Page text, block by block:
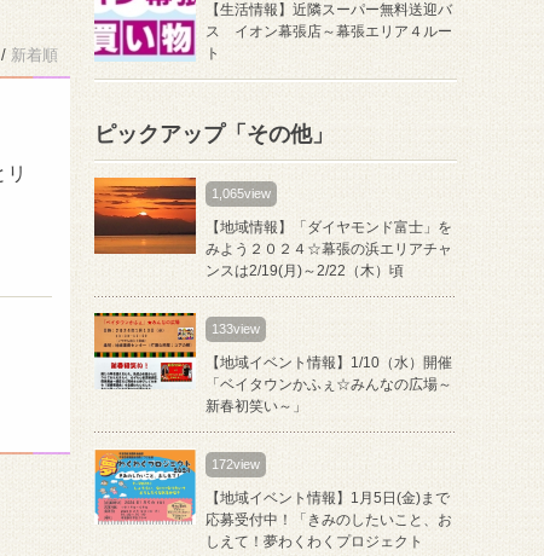
新着順
【生活情報】近隣スーパー無料送迎バ
ス イオン幕張店～幕張エリア４ルー
ト
ピックアップ「その他」
1,065view
【地域情報】「ダイヤモンド富士」を
みよう２０２４☆幕張の浜エリアチャ
ンスは2/19(月)～2/22（木）頃
133view
【地域イベント情報】1/10（水）開催
「ベイタウンかふぇ☆みんなの広場～
新春初笑い～」
172view
【地域イベント情報】1月5日(金)まで
応募受付中！「きみのしたいこと、お
しえて！夢わくわくプロジェクト